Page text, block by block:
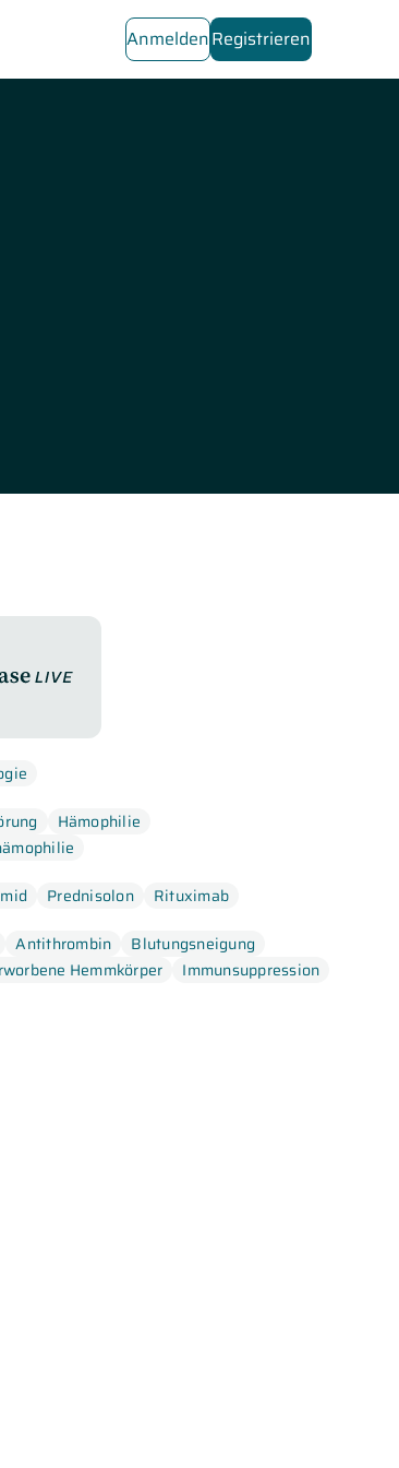
AnmeldenRegistrieren
Hämophilie
Prednisolon
Rituximab
Antithrombin
Blutungsneigung
Hemmkörper Immunsuppression